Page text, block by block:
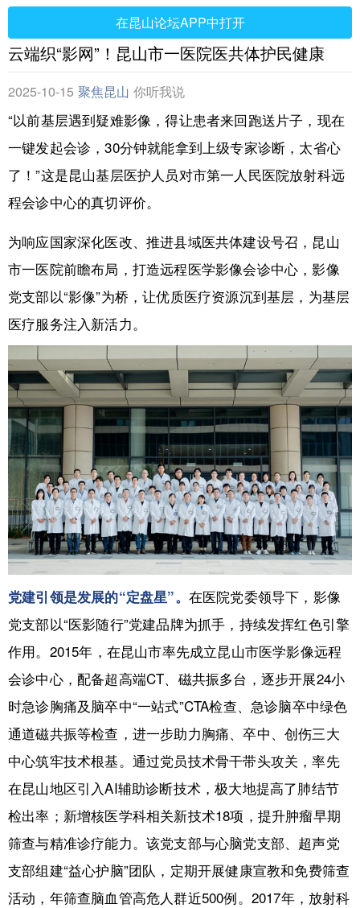
在昆山论坛APP中打开
云端织“影网”！昆山市一医院医共体护民健康
2025-10-15 聚焦昆山 你听我说
“以前基层遇到疑难影像，得让患者来回跑送片子，现在
一键发起会诊，30分钟就能拿到上级专家诊断，太省心
了！”这是昆山基层医护人员对市第一人民医院放射科远
程会诊中心的真切评价。
为响应国家深化医改、推进县域医共体建设号召，昆山
市一医院前瞻布局，打造远程医学影像会诊中心，影像
党支部以“影像”为桥，让优质医疗资源沉到基层，为基层
医疗服务注入新活力。
党建引领是发展的“定盘星”。 在医院党委领导下，影像
党支部以“医影随行”党建品牌为抓手，持续发挥红色引擎
作用。2015年，在昆山市率先成立昆山市医学影像远程
会诊中心，配备超高端CT、磁共振多台，逐步开展24小
时急诊胸痛及脑卒中“一站式”CTA检查、急诊脑卒中绿色
通道磁共振等检查，进一步助力胸痛、卒中、创伤三大
中心筑牢技术根基。通过党员技术骨干带头攻关，率先
在昆山地区引入AI辅助诊断技术，极大地提高了肺结节
检出率；新增核医学科相关新技术18项，提升肿瘤早期
筛查与精准诊疗能力。该党支部与心脑党支部、超声党
支部组建“益心护脑”团队，定期开展健康宣教和免费筛查
活动，年筛查脑血管高危人群近500例。2017年，放射科